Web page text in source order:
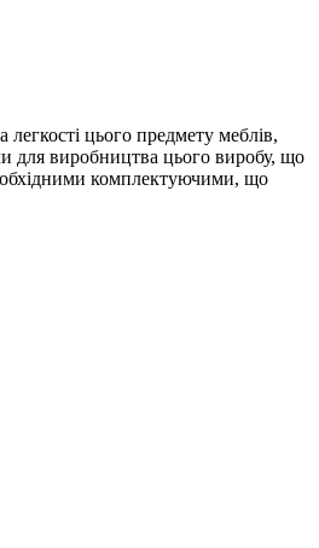
цього предмету меблів,
для виробництва цього виробу, що
комплектуючими, що